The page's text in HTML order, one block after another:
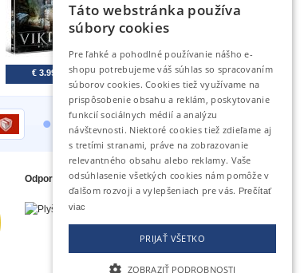
€ 3.99 Do 6 dní.
•
Odporúčame tiež
Táto webstránka používa
súbory cookies
Pre ľahké a pohodlné používanie nášho e-
shopu potrebujeme váš súhlas so spracovaním
súborov cookies. Cookies tiež využívame na
prispôsobenie obsahu a reklám, poskytovanie
funkcií sociálnych médií a analýzu
návštevnosti. Niektoré cookies tiež zdieľame aj
s tretími stranami, práve na zobrazovanie
relevantného obsahu alebo reklamy. Vaše
odsúhlasenie všetkých cookies nám pomôže v
ďalšom rozvoji a vylepšeniach pre vás. Prečítať
viac
PRIJAŤ VŠETKO
ZOBRAZIŤ PODROBNOSTI